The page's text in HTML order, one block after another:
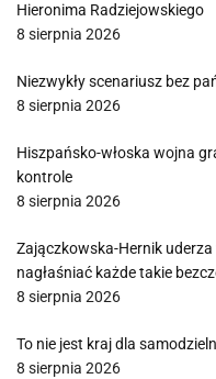
Hieronima Radziejowskiego
8 sierpnia 2026
Niezwykły scenariusz bez
8 sierpnia 2026
Hiszpańsko-włoska wojna
kontrole
8 sierpnia 2026
Zajączkowska-Hernik uderza
nagłaśniać każde takie
8 sierpnia 2026
To nie jest kraj dla
8 sierpnia 2026